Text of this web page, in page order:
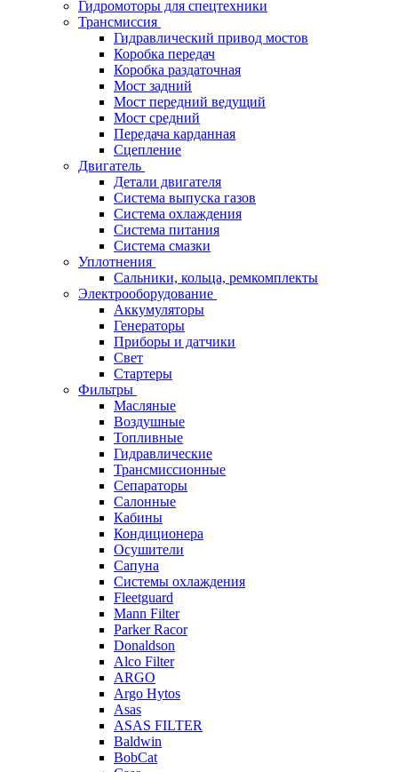
Гидромоторы для спецтехники
Трансмиссия
Гидравлический привод мостов
Коробка передач
Коробка раздаточная
Мост задний
Мост передний ведущий
Мост средний
Передача карданная
Сцепление
Двигатель
Детали двигателя
Система выпуска газов
Система охлаждения
Система питания
Система смазки
Уплотнения
Сальники, кольца, ремкомплекты
Электрооборудование
Аккумуляторы
Генераторы
Приборы и датчики
Свет
Стартеры
Фильтры
Масляные
Воздушные
Топливные
Гидравлические
Трансмиссионные
Сепараторы
Салонные
Кабины
Кондиционера
Осушители
Сапуна
Системы охлаждения
Fleetguard
Mann Filter
Parker Racor
Donaldson
Alco Filter
ARGO
Argo Hytos
Asas
ASAS FILTER
Baldwin
BobCat